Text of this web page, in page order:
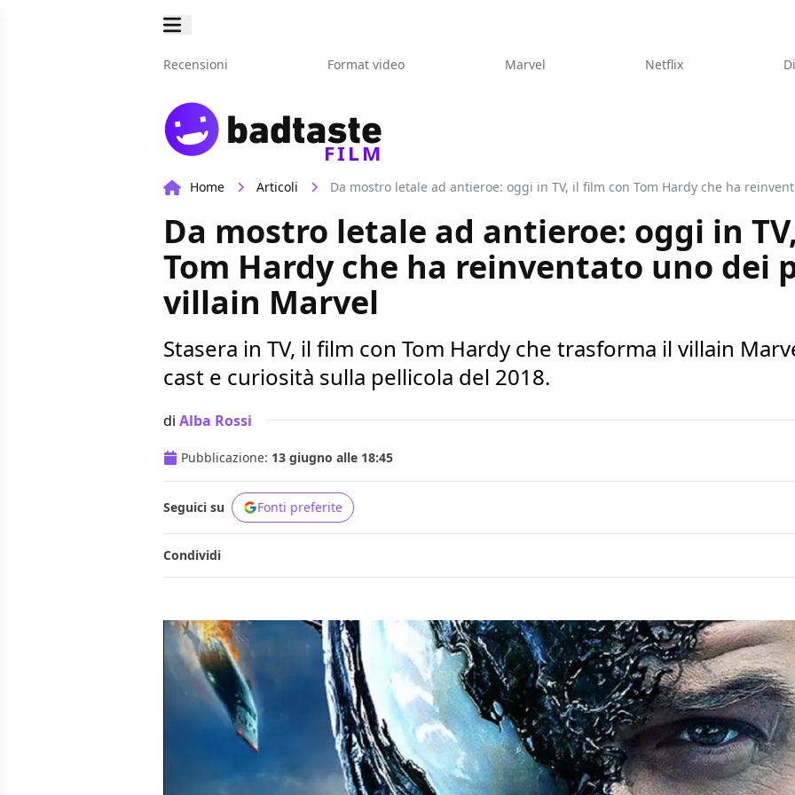
Recensioni Format video Marvel Netflix
FILM
Home Articoli Da mostro letale ad antieroe: oggi in TV, il film con Tom Hardy che ha
Da mostro letale ad antieroe: oggi in
Tom Hardy che ha reinventato uno dei
villain Marvel
Stasera in TV, il film con Tom Hardy che trasforma il villain
cast e curiosità sulla pellicola del 2018.
di Alba Rossi
Pubblicazione: 13 giugno alle 18:45
Seguici su Fonti preferite
Condividi